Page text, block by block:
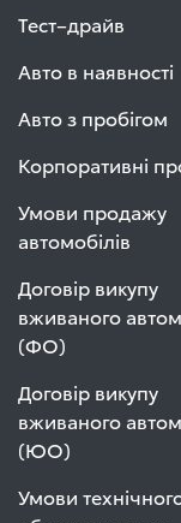
Тест–драйв
Авто в наявності
Авто з пробігом
Корпоративні
Умови продажу
автомобілів
Договір викупу
вживаного
(ФО)
Договір викупу
вживаного
(ЮО)
Умови